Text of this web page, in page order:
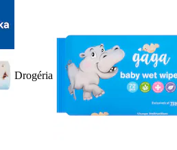
Drogéria